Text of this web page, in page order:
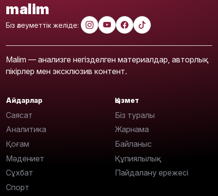
malim
Біз әлеуметтік желіде:
Malim — анализге негізделген материалдар, авторлық
пікірлер мен эксклюзив контент.
Айдарлар
Саясат
Аналитика
Қоғам
Мәдениет
Сұхбат
Спорт
Қызмет
Біз туралы
Жарнама
Байланыс
Құпиялылық
Пайдалану ережесі